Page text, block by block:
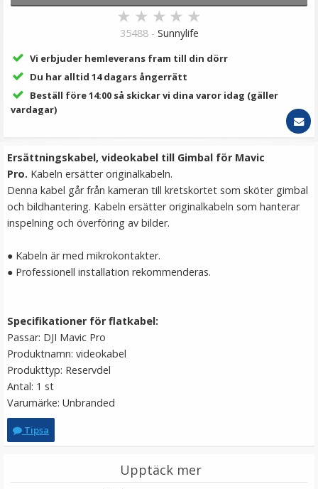
PGYTECH Nyckelband för DJI Mavic Pro fjärrkontroll
★★★
39 kr
129 kr
PGYTECH Propellerskydd för DJI Spark
★ ★ ★ ★ ★
35488 - Sunnylife
Vi erbjuder hemleverans fram till din dörr
Du har alltid 14 dagars ångerrätt
Beställ före 14:00 så skickar vi dina varor idag (gäller
vardagar)
Ersättningskabel, videokabel till Gimbal för Mavic
Pro. Kabeln ersätter originalkabeln.
Denna kabel går från kameran till kretskortet som sköter gimbal
och bildhantering. Kabeln ersätter originalkabeln som hanterar
inspelning och överföring av bilder.
● Kabeln är med mikrokontakter.
● Professionell installation rekommenderas.
Specifikationer för flatkabel:
Passar: DJI Mavic Pro
Produktnamn: videokabel
Produkttyp: Reservdel
Antal: 1 st
Varumärke: Unbranded
Tipsa
Upptäck mer